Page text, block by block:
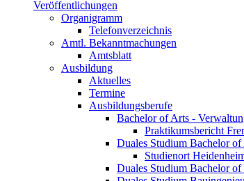
Veröffentlichungen
Organigramm
Telefonverzeichnis
Amtl. Bekanntmachungen
Amtsblatt
Ausbildung
Aktuelles
Termine
Ausbildungsberufe
Bachelor of Arts -
Praktikumsbericht
Duales Studium Bachelor
Studienort
Duales Studium Bachelor